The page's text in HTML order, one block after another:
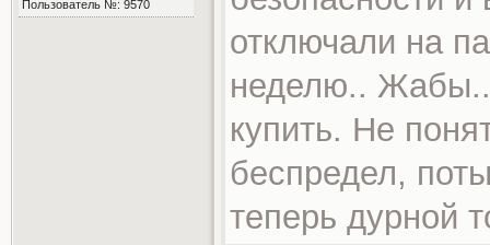
Пользователь №: 9570
отключали на
неделю.. Жабы..
купить. Не
беспредел,
теперь дурной